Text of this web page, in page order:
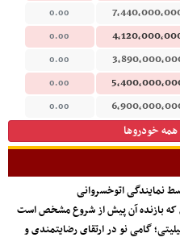
0.00
0.00
0.00
0.00
0.00
خودروها
نمایندگی اتوخسروانی
بازنده آن پیش از شروع مشخص است
گامی نو در ارتقای رضایتمندی و